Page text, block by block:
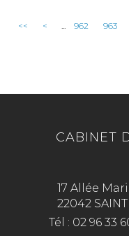
<< < ... 962 963
CABINET
17 Allée
22042
Tél : 02 96 33